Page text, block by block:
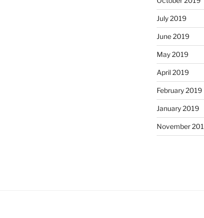
July 2019
June 2019
May 2019
April 2019
February 2019
January 2019
November